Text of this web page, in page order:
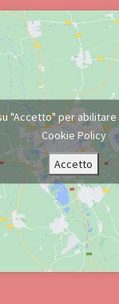
"Accetto" per
Cookie Policy
Accetto